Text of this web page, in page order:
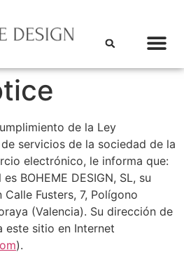
de la Ley
servicios de la sociedad de la
electrónico, le informa que:
BOHEME DESIGN, SL, su
Fusters, 7, Polígono
(Valencia). Su dirección de
este sitio en Internet
).